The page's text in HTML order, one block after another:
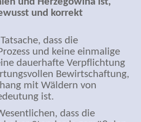
und korrekt
dass die
und keine einmalige
dauerhafte Verpflichtung
Bewirtschaftung,
mit Wäldern von
ist.
dass die